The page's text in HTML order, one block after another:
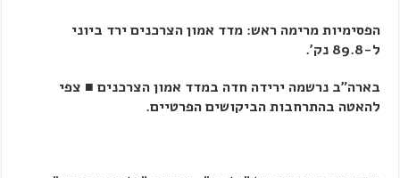
הפסימיות מרימה ראש: מדד אמון הצרכנים ירד ביוני
ל-89.8 נק'.
בארה"ב נרשמה ירידה חדה במדד אמון הצרכנים ■ צפי
להאטה בהתרחבות הביקושים הפרטיים.